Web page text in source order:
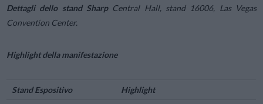
Dettagli dello stand Sharp Central Hall, stand 16006, Las Vegas
Convention Center.
Highlight della manifestazione
Stand Espositivo Highlight